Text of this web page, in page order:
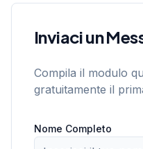
Inviaci un
Compila il modulo
gratuitamente il
Nome Completo